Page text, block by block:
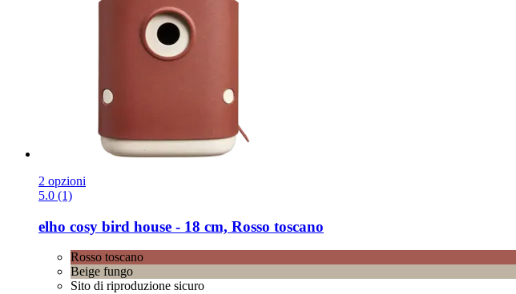
2 opzioni
5.0 (1)
elho cosy bird house -​ 18 cm, Rosso toscano
Rosso toscano
Beige fungo
Sito di riproduzione sicuro